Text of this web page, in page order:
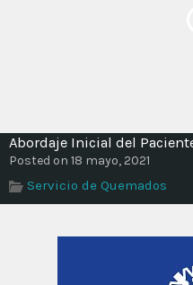
Abordaje Inicial del
Posted on 18 mayo, 2021
Servicio de Quemados